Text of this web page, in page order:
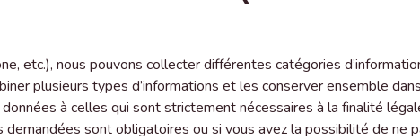
etc.), nous pouvons collecter différentes catégories
plusieurs types d’informations et les conserver ensemble
à celles qui sont strictement nécessaires à la finalité
sont obligatoires ou si vous avez la possibilité de ne